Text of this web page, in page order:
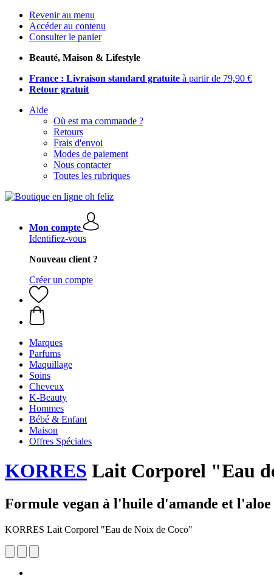
Revenir au menu
Accéder au contenu
Consulter le panier
Beauté, Maison & Lifestyle
France : Livraison standard gratuite à partir de 79,90 €
Retour gratuit
Aide
Où est ma commande ?
Retours
Frais d'envoi
Modes de paiement
Nous contacter
Toutes les rubriques
Mon compte
Identifiez-vous
Nouveau client ?
Créer un compte
Marques
Parfums
Maquillage
Soins
Cheveux
K-Beauty
Hommes
Bébé & Enfant
Maison
Offres Spéciales
KORRES Lait Corporel "Eau
Formule vegan à l'huile d'amande et l'aloe
KORRES Lait Corporel "Eau de Noix de Coco"